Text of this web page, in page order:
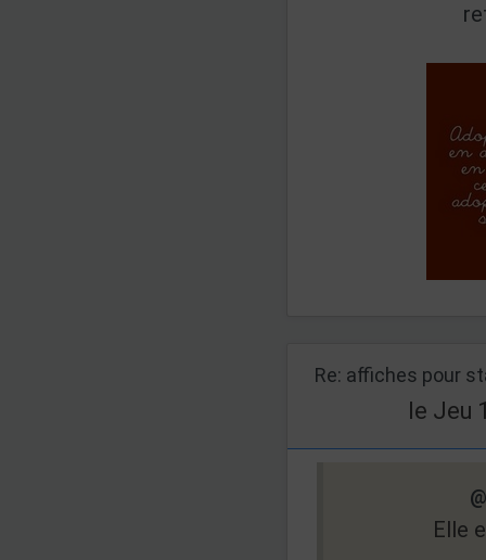
Re: affiches pour
le Jeu
Elle